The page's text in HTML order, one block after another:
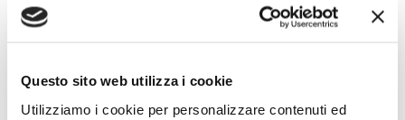
Questo sito web utilizza i cookie
Utilizziamo i cookie per personalizzare contenuti ed